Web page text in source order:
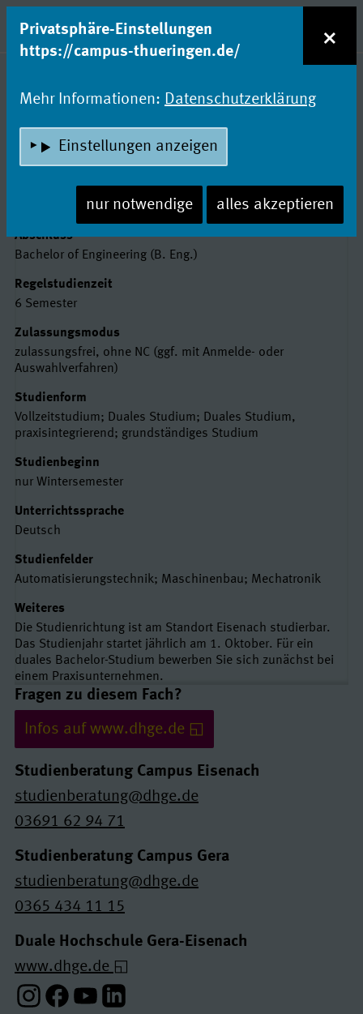
zum Inhalt
Entdecke Dein Studium!
ENGINEERING - MECHATRONIK
UND AUTOMATION
Duale Hochschule Gera-Eisenach
Basisdaten
Abschluss
Bachelor of Engineering (B. Eng.)
Regelstudienzeit
6 Semester
Zulassungsmodus
zulassungsfrei, ohne NC (ggf. mit Anmelde- oder
Auswahlverfahren)
Studienform
Vollzeitstudium; Duales Studium; Duales Studium,
praxisintegrierend; grundständiges Studium
Studienbeginn
nur Wintersemester
Unterrichtssprache
Deutsch
Studienfelder
Automatisierungstechnik; Maschinenbau; Mechatronik
Weiteres
Die Studienrichtung ist am Standort Eisenach studierbar.
Das Studienjahr startet jährlich am 1. Oktober. Für ein
duales Bachelor-Studium bewerben Sie sich zunächst bei
einem Praxisunternehmen.
Links und Kontakte
Fragen zu diesem Fach?
Infos auf www.dhge.de
Studienberatung Campus Eisenach
studienberatung@dhge.de
03691 62 94 71
Studienberatung Campus Gera
studienberatung@dhge.de
0365 434 11 15
Duale Hochschule Gera-Eisenach
www.dhge.de
Instagram-Profil
Facebook-Profil
Youtube-Profil
Linkedin-Profil
Privatsphäre-Einstellungen
https://campus-thueringen.de/
×
Mehr Informationen: Datenschutzerklärung
Einstellungen anzeigen
nur notwendige alles akzeptieren